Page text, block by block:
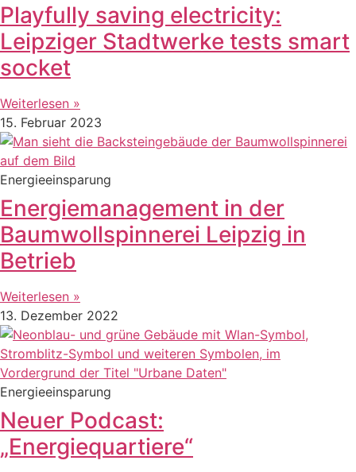
Playfully saving electricity:
Leipziger Stadtwerke tests smart
socket
Weiterlesen »
15. Februar 2023
Energieeinsparung
Energiemanagement in der
Baumwollspinnerei Leipzig in
Betrieb
Weiterlesen »
13. Dezember 2022
Energieeinsparung
Neuer Podcast:
„Energiequartiere“